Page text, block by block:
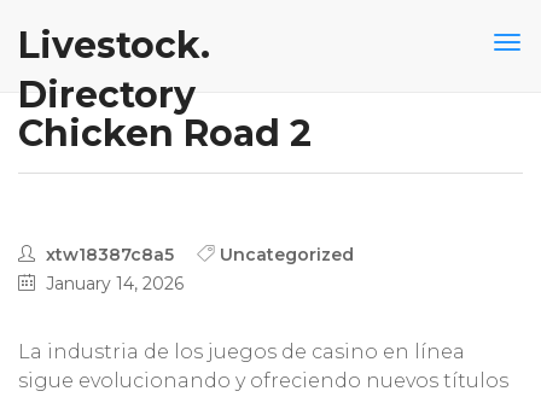
Livestock.
Directory
Chicken Road 2
xtw18387c8a5
Uncategorized
January 14, 2026
La industria de los juegos de casino en línea
sigue evolucionando y ofreciendo nuevos títulos